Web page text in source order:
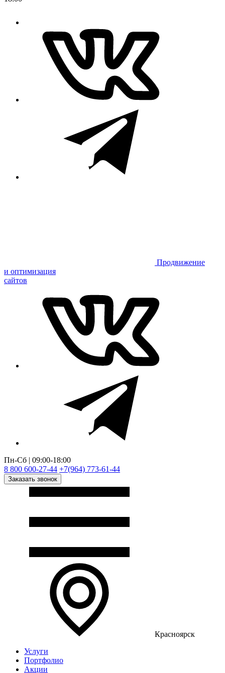
Продвижение
и оптимизация
сайтов
Пн-Сб | 09:00-18:00
8 800 600-27-44 +7(964) 773-61-44
Заказать звонок
Красноярск
Услуги
Портфолио
Акции